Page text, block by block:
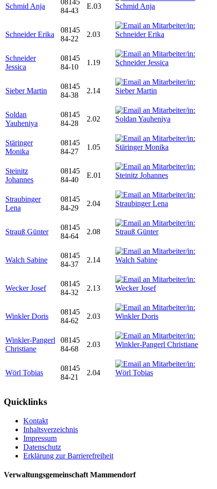
Schmid Anja
08145
84-43
E.03
Schneider Erika
08145
84-22
2.03
Schneider
Jessica
08145
84-10
1.19
Sieber Martin
08145
84-38
2.14
Soldan
Yauheniya
08145
84-28
2.02
Stäringer
Monika
08145
84-27
1.05
Steinitz
Johannes
08145
84-40
E.01
Straubinger
Lena
08145
84-29
2.04
Strauß Günter
08145
84-64
2.08
Walch Sabine
08145
84-37
2.14
Wecker Josef
08145
84-32
2.13
Winkler Doris
08145
84-62
2.03
Winkler-Pangerl
Christiane
08145
84-68
2.03
Wörl Tobias
08145
84-21
2.04
Quicklinks
Kontakt
Inhaltsverzeichnis
Impressum
Datenschutz
Erklärung zur Barrierefreiheit
Verwaltungsgemeinschaft Mammendorf